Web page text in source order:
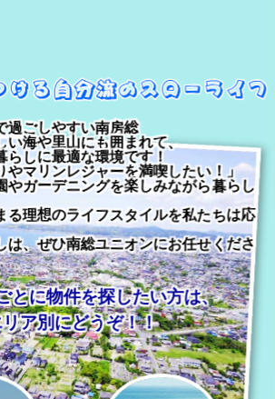
過ごしやすい南房総
い海や里山にも囲まれて、
らしに最適な環境です！
やマリンレジャーを満喫したい！」
やガーデニングを楽しみながら暮らし
る理想のライフスタイルを私たちは応
は、ぜひ南総ユニオンにお任せくださ
とに物件を探したい方は、
ア別にどうぞ！！